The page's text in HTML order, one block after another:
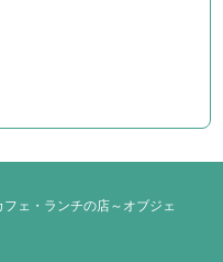
ェ・ランチの店～オブジェ